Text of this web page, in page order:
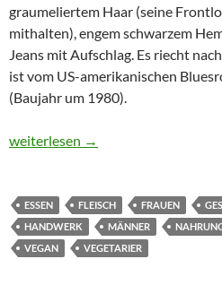
graumeliertem Haar (seine
mithalten), engem schwarzem
Jeans mit Aufschlag. Es riecht
ist vom US-amerikanischen
(Baujahr um 1980).
BEEF!
weiterlesen →
ESSEN FLEISCH FRAUEN
HANDWERK
MÄNNER
VEGAN
VEGETARIER